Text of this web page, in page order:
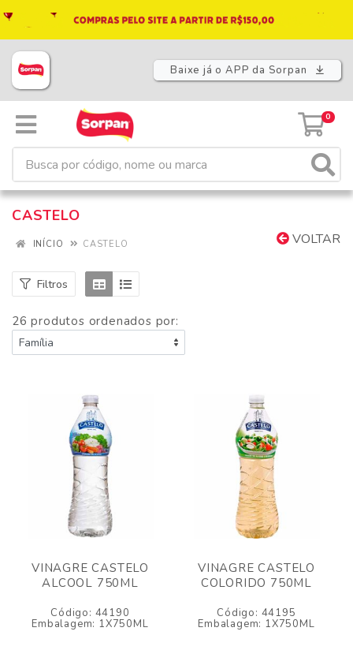
Baixe já o APP da Sorpan
0
CASTELO
VOLTAR
INÍCIO CASTELO
Filtros
26 produtos ordenados por:
VINAGRE CASTELO
ALCOOL 750ML
Código: 44190
Embalagem: 1X750ML
VINAGRE CASTELO
COLORIDO 750ML
Código: 44195
Embalagem: 1X750ML